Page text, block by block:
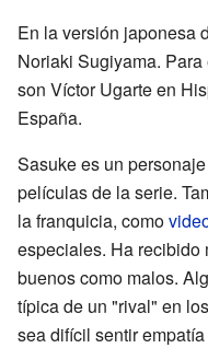
En la versión japonesa
Noriaki Sugiyama.
son Víctor Ugarte en
España.
Sasuke es un
películas de la serie.
la franquicia, como
especiales. Ha recibido
buenos como malos.
típica de un "rival" en
sea difícil sentir